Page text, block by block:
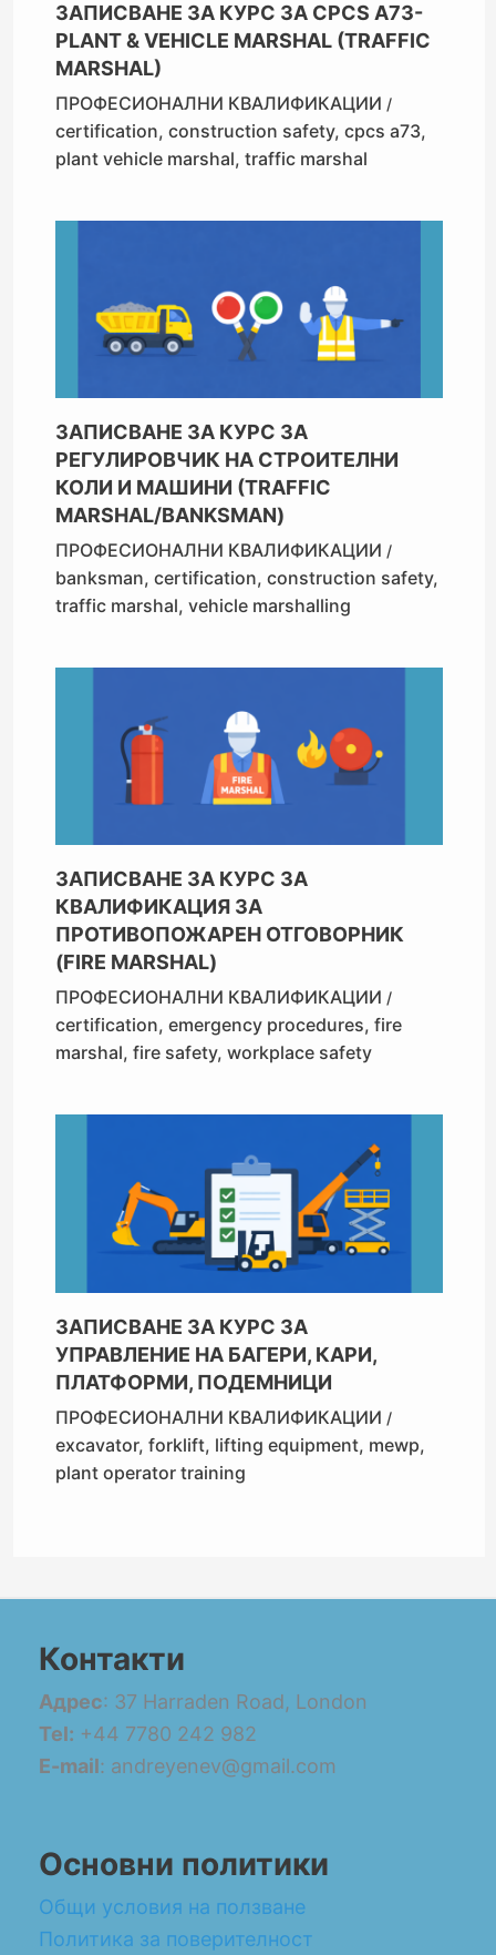
ЗАПИСВАНЕ ЗА КУРС ЗА CPCS A73-
PLANT & VEHICLE MARSHAL (TRAFFIC
MARSHAL)
ПРОФЕСИОНАЛНИ КВАЛИФИКАЦИИ /
certification,construction safety,cpcs a73,
plant vehicle marshal,traffic marshal
ЗАПИСВАНЕ ЗА КУРС ЗА
РЕГУЛИРОВЧИК НА СТРОИТЕЛНИ
КОЛИ И МАШИНИ (TRAFFIC
MARSHAL/BANKSMAN)
ПРОФЕСИОНАЛНИ КВАЛИФИКАЦИИ /
banksman,certification,construction safety,
traffic marshal,vehicle marshalling
ЗАПИСВАНЕ ЗА КУРС ЗА
КВАЛИФИКАЦИЯ ЗА
ПРОТИВОПОЖАРЕН ОТГОВОРНИК
(FIRE MARSHAL)
ПРОФЕСИОНАЛНИ КВАЛИФИКАЦИИ /
certification,emergency procedures,fire
marshal,fire safety,workplace safety
ЗАПИСВАНЕ ЗА КУРС ЗА
УПРАВЛЕНИЕ НА БАГЕРИ, КАРИ,
ПЛАТФОРМИ, ПОДЕМНИЦИ
ПРОФЕСИОНАЛНИ КВАЛИФИКАЦИИ /
excavator,forklift, lifting equipment, mewp,
plant operator training
Контакти
Адрес: 37 Harraden Road, London
Tel: +44 7780 242 982
E-mail: andreyenev@gmail.com
Основни политики
Общи условия на ползване
Политика за поверителност